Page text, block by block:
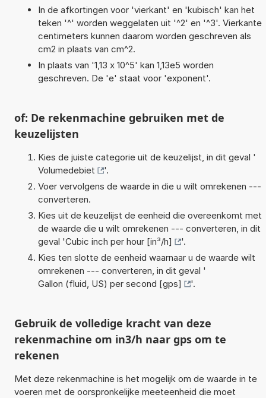
In de afkortingen voor 'vierkant' en 'kubisch' kan het
teken '^' worden weggelaten uit '^2' en '^3'. Vierkante
centimeters kunnen daarom worden geschreven als
cm2 in plaats van cm^2.
In plaats van '1,13 x 10^5' kan 1,13e5 worden
geschreven. De 'e' staat voor 'exponent'.
of: De rekenmachine gebruiken met de
keuzelijsten
Kies de juiste categorie uit de keuzelijst, in dit geval '
Volumedebiet
'.
Voer vervolgens de waarde in die u wilt omrekenen ---
converteren.
Kies uit de keuzelijst de eenheid die overeenkomt met
de waarde die u wilt omrekenen --- converteren, in dit
geval 'Cubic inch per hour [in³/h]
'.
Kies ten slotte de eenheid waarnaar u de waarde wilt
omrekenen --- converteren, in dit geval '
Gallon (fluid, US) per second [gps]
'.
Gebruik de volledige kracht van deze
rekenmachine om in3/h naar gps om te
rekenen
Met deze rekenmachine is het mogelijk om de waarde in te
voeren met de oorspronkelijke meeteenheid die moet